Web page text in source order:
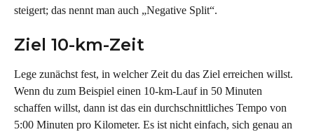
steigert; das nennt man auch „Negative Split“.
Ziel 10-km-Zeit
Lege zunächst fest, in welcher Zeit du das Ziel erreichen willst.
Wenn du zum Beispiel einen 10-km-Lauf in 50 Minuten
schaffen willst, dann ist das ein durchschnittliches Tempo von
5:00 Minuten pro Kilometer. Es ist nicht einfach, sich genau an